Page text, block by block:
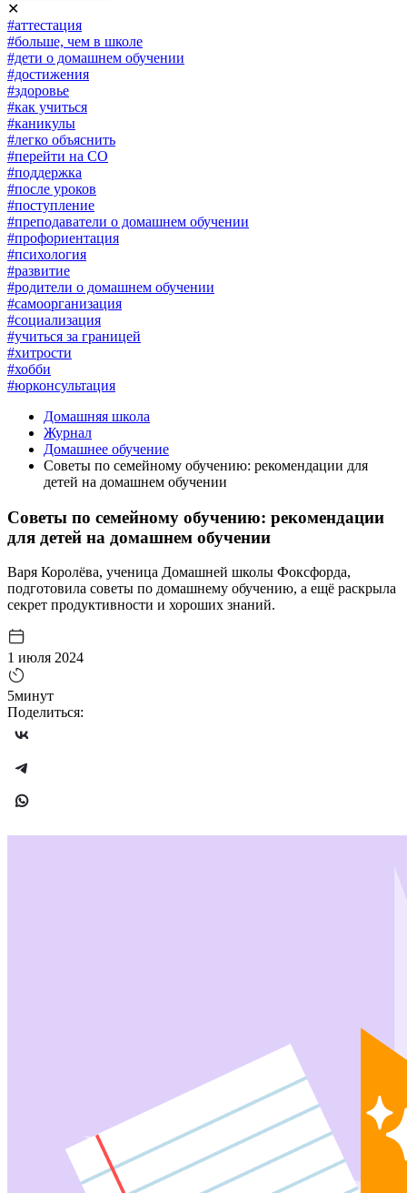
✕
#аттестация
#больше, чем в школе
#дети о домашнем обучении
#достижения
#здоровье
#как учиться
#каникулы
#легко объяснить
#перейти на СО
#поддержка
#после уроков
#поступление
#преподаватели о домашнем обучении
#профориентация
#психология
#развитие
#родители о домашнем обучении
#самоорганизация
#социализация
#учиться за границей
#хитрости
#хобби
#юрконсультация
Домашняя школа
Журнал
Домашнее обучение
Советы по семейному обучению: рекомендации для
детей на домашнем обучении
Советы по семейному обучению: рекомендации
для детей на домашнем обучении
Варя Королёва, ученица Домашней школы Фоксфорда,
подготовила советы по домашнему обучению, а ещё раскрыла
секрет продуктивности и хороших знаний.
1 июля 2024
5минут
Поделиться: